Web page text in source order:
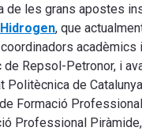
de les grans apostes
, que
acadèmics
Repsol-Petronor, i
de
Formació
Professional